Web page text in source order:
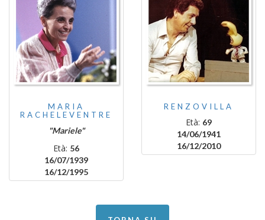
MARIA
RACHELEVENTRE
"Mariele"
Età: 56
16/07/1939
16/12/1995
RENZOVILLA
Età: 69
14/06/1941
16/12/2010